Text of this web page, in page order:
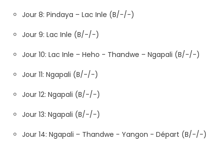
Jour 8: Pindaya – Lac Inle (B/-/-)
Jour 9: Lac Inle (B/-/-)
Jour 10: Lac Inle – Heho - Thandwe – Ngapali (B/-/-)
Jour 11: Ngapali (B/-/-)
Jour 12: Ngapali (B/-/-)
Jour 13: Ngapali (B/-/-)
Jour 14: Ngapali – Thandwe - Yangon - Départ (B/-/-)